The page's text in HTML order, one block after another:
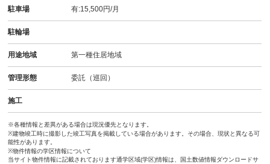
駐車場 有:15,500円/月
駐輪場
用途地域 第一種住居地域
管理形態 委託（巡回）
施工
※各種情報と差異がある場合は現況優先となります。
※建物竣工時に撮影した竣工写真を掲載している場合があります。その場合、現状と異なる可
能性があります。
※物件情報の学区情報について
当サイト物件情報に記載されております通学区域(学区)情報は、国土数値情報ダウンロードサ